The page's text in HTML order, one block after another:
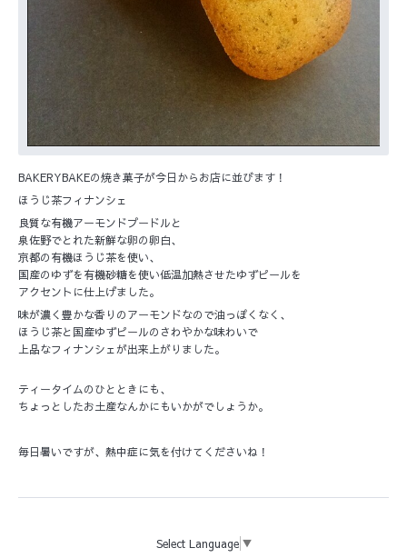
BAKERYBAKEの焼き菓子が今日からお店に並びます！
ほうじ茶フィナンシェ
良質な有機アーモンドプードルと
泉佐野でとれた新鮮な卵の卵白、
京都の有機ほうじ茶を使い、
国産のゆずを有機砂糖を使い低温加熱させたゆずピールを
アクセントに仕上げました。
味が濃く豊かな香りのアーモンドなので油っぽくなく、
ほうじ茶と国産ゆずピールのさわやかな味わいで
上品なフィナンシェが出来上がりました。
ティータイムのひとときにも、
ちょっとしたお土産なんかにもいかがでしょうか。
毎日暑いですが、熱中症に気を付けてくださいね！
Select Language ▼